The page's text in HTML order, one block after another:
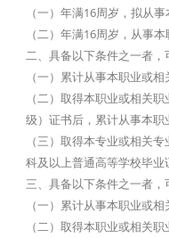
（一）年满16周岁，拟从
（二）年满16周岁，从事
二、具备以下条件之一者
（一）累计从事本职业或相
（二）取得本职业或相关
级）证书后，累计从事本职
（三）取得本专业或相关
科及以上普通高等学校毕业
三、具备以下条件之一者
（一）累计从事本职业或相
（二）取得本职业或相关